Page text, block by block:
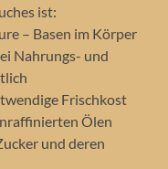
ist:
– Basen im Körper
Nahrungs- und
Frischkost
Ölen
und deren